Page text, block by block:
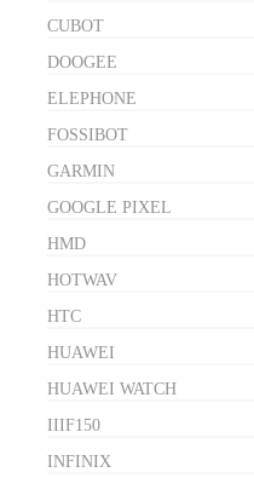
CUBOT
DOOGEE
ELEPHONE
FOSSIBOT
GARMIN
GOOGLE PIXEL
HMD
HOTWAV
HTC
HUAWEI
HUAWEI WATCH
IIIF150
INFINIX